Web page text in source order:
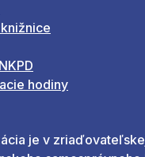
hodiny
je v